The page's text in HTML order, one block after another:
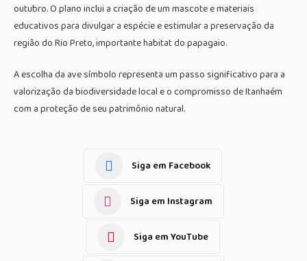
outubro. O plano inclui a criação de um mascote e materiais
educativos para divulgar a espécie e estimular a preservação da
região do Rio Preto, importante habitat do papagaio.
A escolha da ave símbolo representa um passo significativo para a
valorização da biodiversidade local e o compromisso de Itanhaém
com a proteção de seu patrimônio natural.
Siga em Facebook
Siga em Instagram
Siga em YouTube